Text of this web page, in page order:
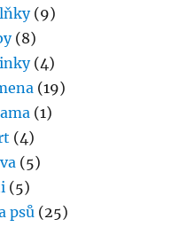
(9)
(8)
(4)
(19)
(1)
(4)
(5)
(5)
psů (25)